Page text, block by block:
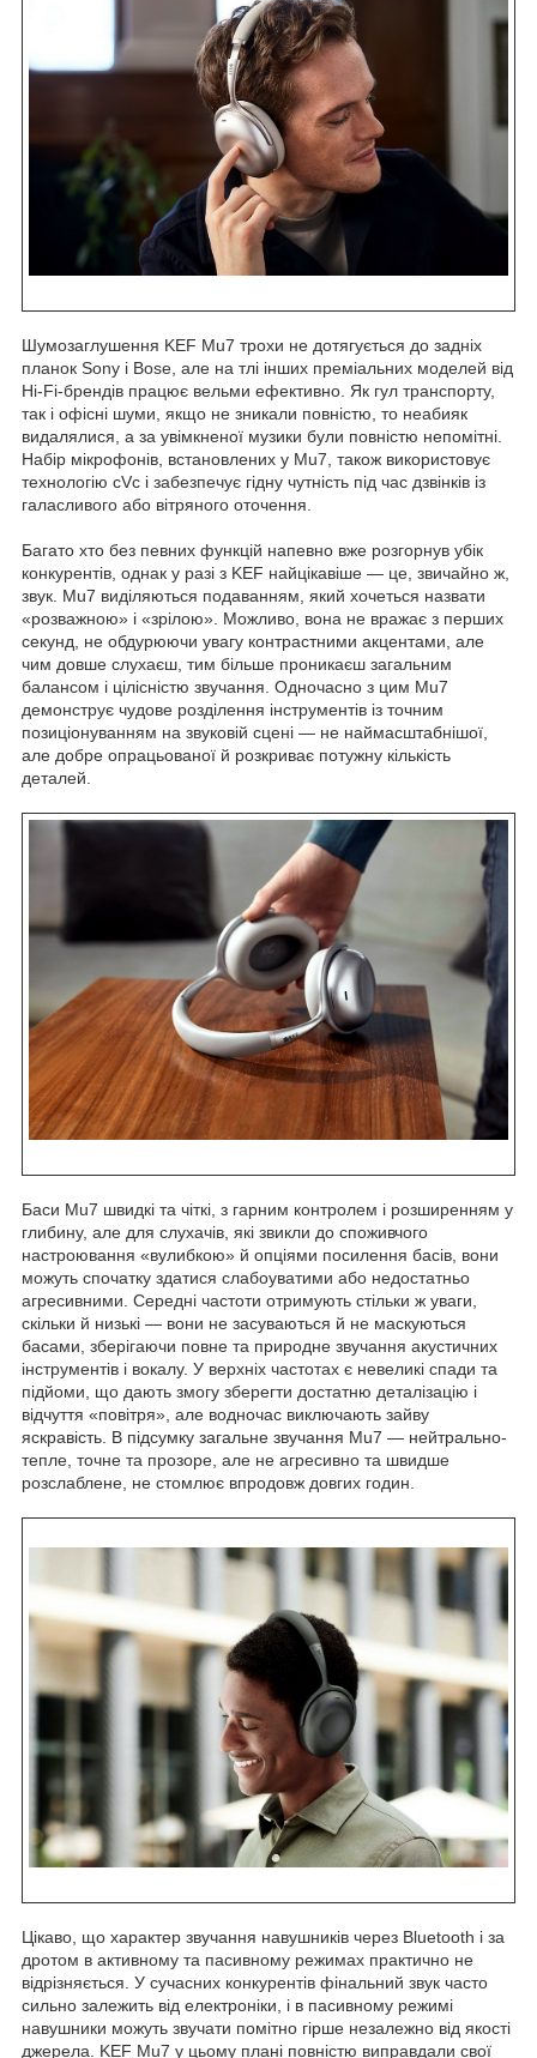
Шумозаглушення KEF Mu7 трохи не дотягується до задніх
планок Sony і Bose, але на тлі інших преміальних моделей від
Hi-Fi-брендів працює вельми ефективно. Як гул транспорту,
так і офісні шуми, якщо не зникали повністю, то неабияк
видалялися, а за увімкненої музики були повністю непомітні.
Набір мікрофонів, встановлених у Mu7, також використовує
технологію cVc і забезпечує гідну чутність під час дзвінків із
галасливого або вітряного оточення.
Багато хто без певних функцій напевно вже розгорнув убік
конкурентів, однак у разі з KEF найцікавіше — це, звичайно ж,
звук. Mu7 виділяються подаванням, який хочеться назвати
«розважною» і «зрілою». Можливо, вона не вражає з перших
секунд, не обдурюючи увагу контрастними акцентами, але
чим довше слухаєш, тим більше проникаєш загальним
балансом і цілісністю звучання. Одночасно з цим Mu7
демонструє чудове розділення інструментів із точним
позиціонуванням на звуковій сцені — не наймасштабнішої,
але добре опрацьованої й розкриває потужну кількість
деталей.
Баси Mu7 швидкі та чіткі, з гарним контролем і розширенням у
глибину, але для слухачів, які звикли до споживчого
настроювання «вулибкою» й опціями посилення басів, вони
можуть спочатку здатися слабоуватими або недостатньо
агресивними. Середні частоти отримують стільки ж уваги,
скільки й низькі — вони не засуваються й не маскуються
басами, зберігаючи повне та природне звучання акустичних
інструментів і вокалу. У верхніх частотах є невеликі спади та
підйоми, що дають змогу зберегти достатню деталізацію і
відчуття «повітря», але водночас виключають зайву
яскравість. В підсумку загальне звучання Mu7 — нейтрально-
тепле, точне та прозоре, але не агресивно та швидше
розслаблене, не стомлює впродовж довгих годин.
Цікаво, що характер звучання навушників через Bluetooth і за
дротом в активному та пасивному режимах практично не
відрізняється. У сучасних конкурентів фінальний звук часто
сильно залежить від електроніки, і в пасивному режимі
навушники можуть звучати помітно гірше незалежно від якості
джерела. KEF Mu7 у цьому плані повністю виправдали свої